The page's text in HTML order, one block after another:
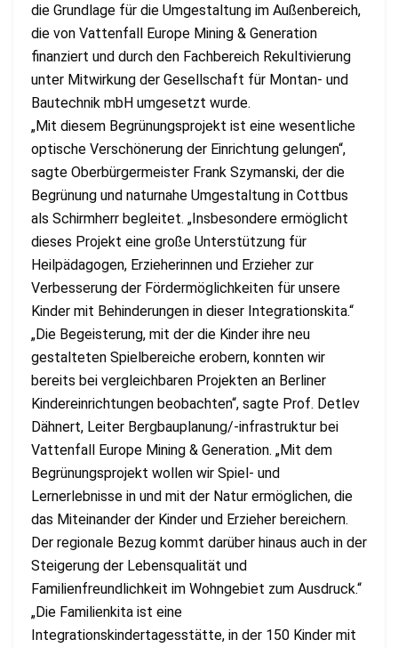
die Grundlage für die Umgestaltung im Außenbereich,
die von Vattenfall Europe Mining & Generation
finanziert und durch den Fachbereich Rekultivierung
unter Mitwirkung der Gesellschaft für Montan- und
Bautechnik mbH umgesetzt wurde.
„Mit diesem Begrünungsprojekt ist eine wesentliche
optische Verschönerung der Einrichtung gelungen“,
sagte Oberbürgermeister Frank Szymanski, der die
Begrünung und naturnahe Umgestaltung in Cottbus
als Schirmherr begleitet. „Insbesondere ermöglicht
dieses Projekt eine große Unterstützung für
Heilpädagogen, Erzieherinnen und Erzieher zur
Verbesserung der Fördermöglichkeiten für unsere
Kinder mit Behinderungen in dieser Integrationskita.“
„Die Begeisterung, mit der die Kinder ihre neu
gestalteten Spielbereiche erobern, konnten wir
bereits bei vergleichbaren Projekten an Berliner
Kindereinrichtungen beobachten“, sagte Prof. Detlev
Dähnert, Leiter Bergbauplanung/-infrastruktur bei
Vattenfall Europe Mining & Generation. „Mit dem
Begrünungsprojekt wollen wir Spiel- und
Lernerlebnisse in und mit der Natur ermöglichen, die
das Miteinander der Kinder und Erzieher bereichern.
Der regionale Bezug kommt darüber hinaus auch in der
Steigerung der Lebensqualität und
Familienfreundlichkeit im Wohngebiet zum Ausdruck.“
„Die Familienkita ist eine
Integrationskindertagesstätte, in der 150 Kinder mit